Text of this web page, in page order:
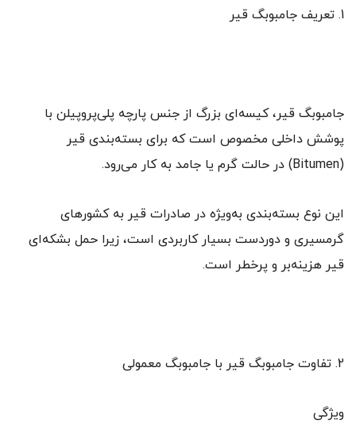
1. تعریف جامبوبگ قیر
جامبوبگ قیر، کیسه‌ای بزرگ از جنس پارچه پلی‌پروپیلن با
پوشش داخلی مخصوص است که برای بسته‌بندی قیر
(Bitumen) در حالت گرم یا جامد به کار می‌رود.
این نوع بسته‌بندی به‌ویژه در صادرات قیر به کشورهای
گرمسیری و دوردست بسیار کاربردی است، زیرا حمل بشکه‌ای
قیر هزینه‌بر و پرخطر است.
2. تفاوت جامبوبگ قیر با جامبوبگ معمولی
ویژگی